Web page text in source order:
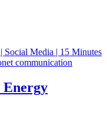
Energy